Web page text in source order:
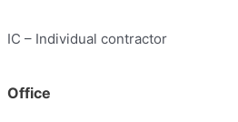
IC – Individual contractor
Office